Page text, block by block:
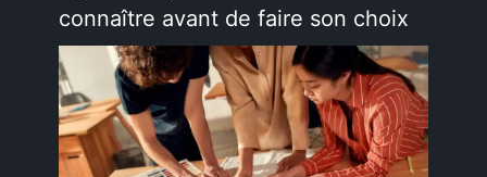
connaître avant de faire son choix